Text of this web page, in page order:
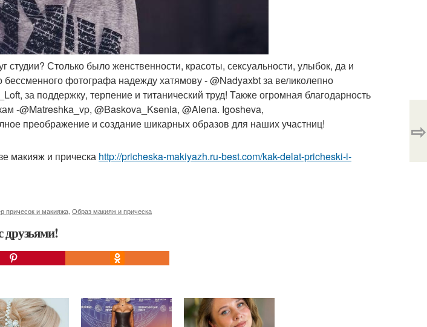
студии? Столько было женственности, красоты, сексуальности, улыбок, да и
фотографа надежду хатямову - @Nadyaxbt за великолепно
за поддержку, терпение и титанический труд! Также огромная благодарность
-@Matreshka_vp, @Baskova_Ksenia, @Alena. Igosheva,
преображение и создание шикарных образов для наших участниц!
макияж и прическа http://pricheska-makiyazh.ru-best.com/kak-delat-pricheski-i-
причесок и макияжа Образ макияж и прическа
друзьями!
⇨